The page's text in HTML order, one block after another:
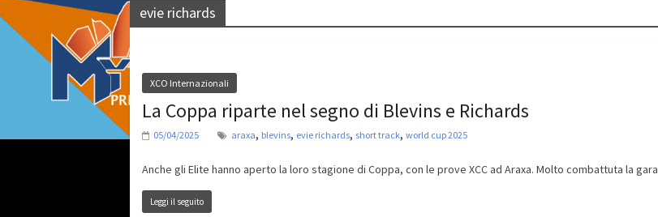
evie richards
XCO Internazionali
La Coppa riparte nel segno di Blevins e Richards
05/04/2025 araxa, blevins, evie richards, short track, world cup 2025
Anche gli Elite hanno aperto la loro stagione di Coppa, con le prove XCC ad Araxa. Molto combattuta la gara
Leggi il seguito